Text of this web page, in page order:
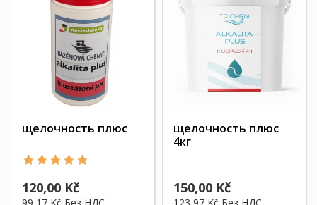
щелочность плюс
120,00 Kč
99,17 Kč Без НДС
щелочность плюс
4кг
150,00 Kč
123,97 Kč Без НДС